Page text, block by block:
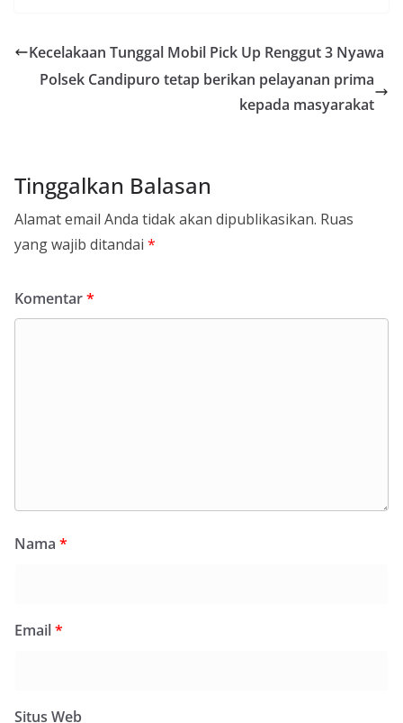
Kecelakaan Tunggal Mobil Pick Up Renggut 3 Nyawa
Polsek Candipuro tetap berikan pelayanan prima
kepada masyarakat
Tinggalkan Balasan
Alamat email Anda tidak akan dipublikasikan. Ruas
yang wajib ditandai *
Komentar*
Nama *
Email*
Situs Web